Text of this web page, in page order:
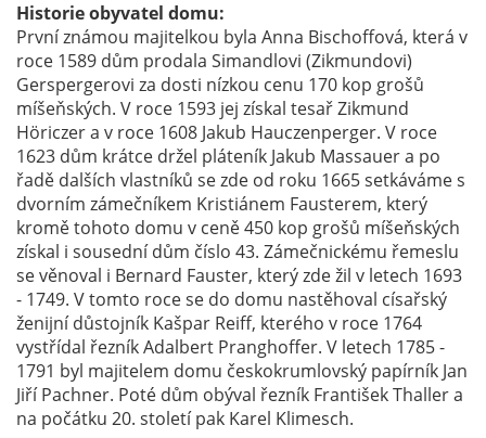
Historie obyvatel domu:
První známou majitelkou byla Anna Bischoffová, která v
roce 1589 dům prodala Simandlovi (Zikmundovi)
Gerspergerovi za dosti nízkou cenu 170 kop grošů
míšeňských. V roce 1593 jej získal tesař Zikmund
Höriczer a v roce 1608 Jakub Hauczenperger. V roce
1623 dům krátce držel pláteník Jakub Massauer a po
řadě dalších vlastníků se zde od roku 1665 setkáváme s
dvorním zámečníkem Kristiánem Fausterem, který
kromě tohoto domu v ceně 450 kop grošů míšeňských
získal i sousední dům číslo 43. Zámečnickému řemeslu
se věnoval i Bernard Fauster, který zde žil v letech 1693
- 1749. V tomto roce se do domu nastěhoval císařský
ženijní důstojník Kašpar Reiff, kterého v roce 1764
vystřídal řezník Adalbert Pranghoffer. V letech 1785 -
1791 byl majitelem domu českokrumlovský papírník Jan
Jiří Pachner. Poté dům obýval řezník František Thaller a
na počátku 20. století pak Karel Klimesch.